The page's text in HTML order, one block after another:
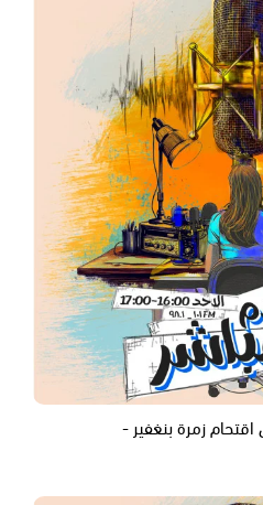
زمرة بنغفير -